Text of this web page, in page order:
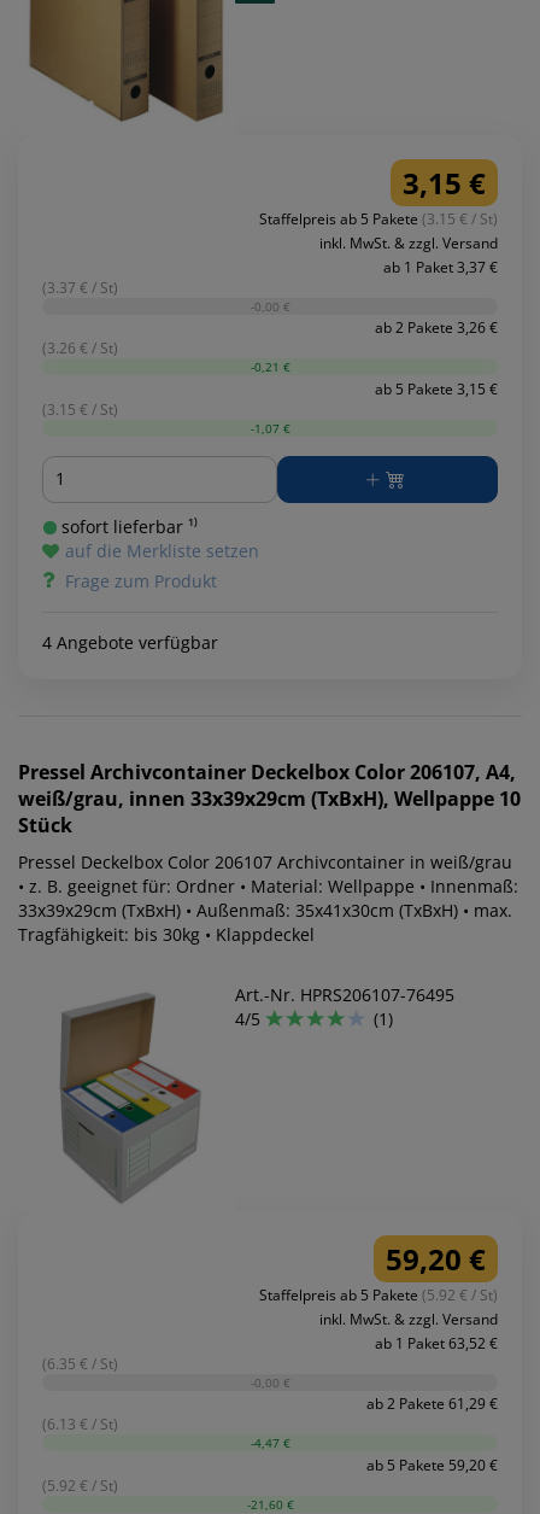
3,15 €
Staffelpreis ab 5 Pakete (3.15 € / St)
inkl. MwSt. & zzgl. Versand
ab 1 Paket 3,37 €
(3.37 € / St)
-0,00 €
ab 2 Pakete 3,26 €
(3.26 € / St)
-0,21 €
ab 5 Pakete 3,15 €
(3.15 € / St)
-1,07 €
Menge
sofort lieferbar ¹⁾
auf die Merkliste setzen
Frage zum Produkt
4 Angebote verfügbar
Pressel Archivcontainer Deckelbox Color 206107, A4,
weiß/grau, innen 33x39x29cm (TxBxH), Wellpappe 10
Stück
Pressel Deckelbox Color 206107 Archivcontainer in weiß/grau
• z. B. geeignet für: Ordner • Material: Wellpappe • Innenmaß:
33x39x29cm (TxBxH) • Außenmaß: 35x41x30cm (TxBxH) • max.
Tragfähigkeit: bis 30kg • Klappdeckel
Art.-Nr. HPRS206107-76495
4/5
(1)
59,20 €
Staffelpreis ab 5 Pakete (5.92 € / St)
inkl. MwSt. & zzgl. Versand
ab 1 Paket 63,52 €
(6.35 € / St)
-0,00 €
ab 2 Pakete 61,29 €
(6.13 € / St)
-4,47 €
ab 5 Pakete 59,20 €
(5.92 € / St)
-21,60 €